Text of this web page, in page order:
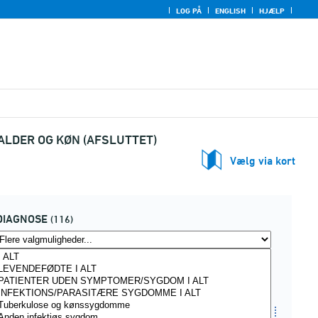
LOG PÅ ENGLISH HJÆLP
OG KØN (AFSLUTTET)
Vælg via kort
(116)